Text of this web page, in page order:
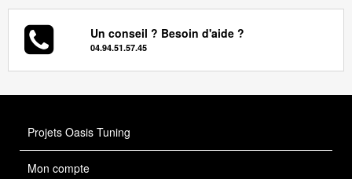
Un conseil ? Besoin d'aide ?
04.94.51.57.45
Projets Oasis Tuning
Mon compte